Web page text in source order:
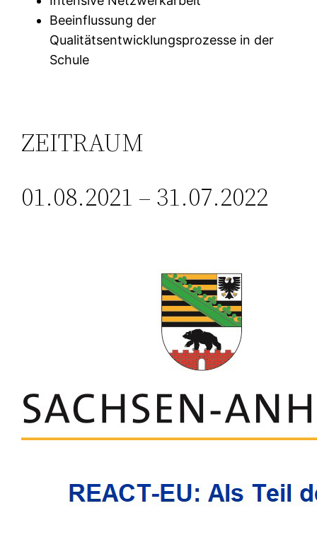
Beeinflussung der
Qualitätsentwicklungsprozesse in der
Schule
ZEITRAUM
01.08.2021 – 31.07.2022